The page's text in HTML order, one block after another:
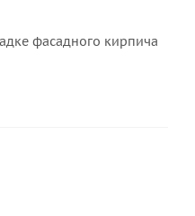
фасадного кирпича